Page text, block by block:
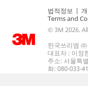
법적정보 |
Terms and
© 3M 2026.
한국쓰리엠 ㈜
대표자 : 이정
주소: 서울특
화: 080-033-